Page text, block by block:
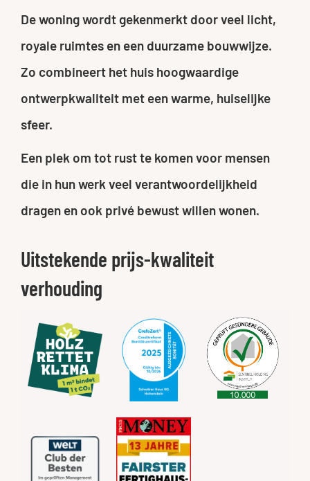
De woning wordt gekenmerkt door veel licht,
royale ruimtes en een duurzame bouwwijze.
Zo combineert het huis hoogwaardige
ontwerpkwaliteit met een warme, huiselijke
sfeer.
Een plek om tot rust te komen voor mensen
die in hun werk veel verantwoordelijkheid
dragen en ook privé bewust willen wonen.
Uitstekende prijs-kwaliteit
verhouding